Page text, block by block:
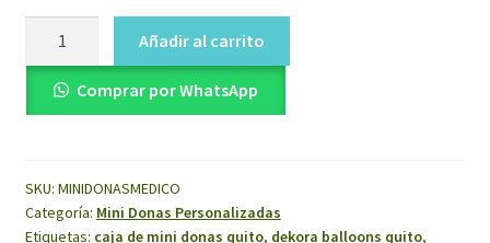
Médico
Caja
cantidad
Añadir al carrito
Comprar por WhatsApp
SKU: MINIDONASMEDICO
Categoría: Mini Donas Personalizadas
Etiquetas: caja de mini donas quito, dekora balloons quito,